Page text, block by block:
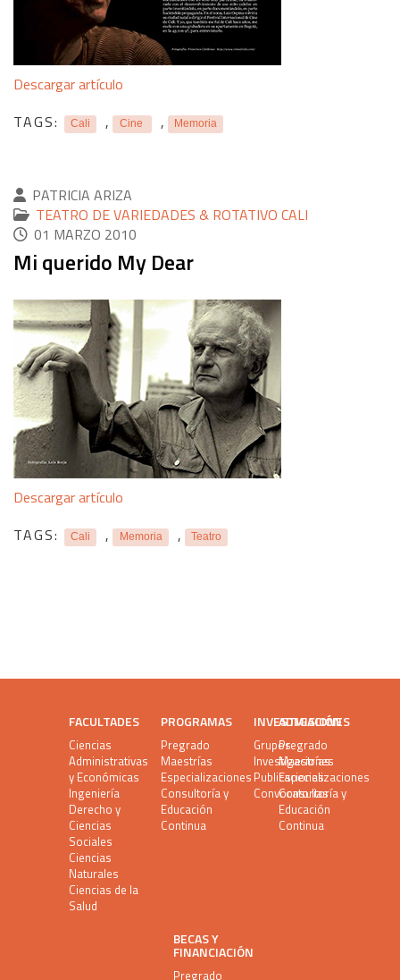
Descargar artículo
TAGS:
Cali , Cine , Memoria
PATRICIA ARIZA
TEATRO DE VARIEDADES & ROTATIVO CALI
01 MARZO 2010
Mi querido My Dear
Descargar artículo
TAGS:
Cali , Memoria , Teatro
FACULTADES
Ciencias
Administrativas
y Económicas
Ingeniería
Derecho y
Ciencias
Sociales
Ciencias
Naturales
Ciencias de la
Salud
PROGRAMAS
Pregrado
Maestrías
Especializaciones
Consultoría y
Educación
Continua
INVESTIGACIÓN
Grupos
Investigaciones
Publicaciones
Convocatorias
ADMISIONES
Pregrado
Maestrías
Especializaciones
Consultoría y
Educación
Continua
BECAS Y
FINANCIACIÓN
Pregrado